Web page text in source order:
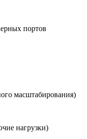
портов
масштабирования)
нагрузки)